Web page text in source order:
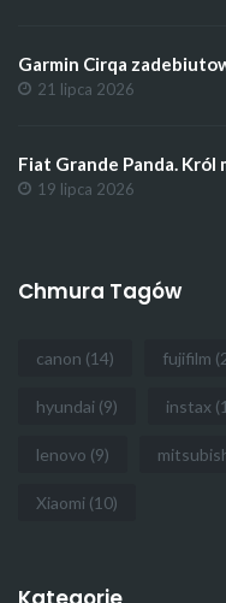
Garmin Cirqa
21 lipca 2026
Fiat Grande Panda. Król
19 lipca 2026
Chmura Tagów
canon (14) fujifilm
hyundai (9) instax
lenovo (9)
Xiaomi (10)